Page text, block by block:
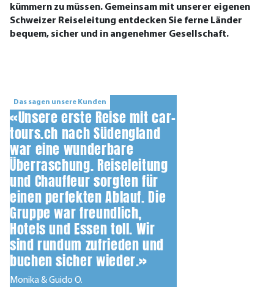
kümmern zu müssen. Gemeinsam mit unserer eigenen
Schweizer Reiseleitung entdecken Sie ferne Länder
bequem, sicher und in angenehmer Gesellschaft.
Das sagen unsere Kunden
«Unsere erste Reise mit car-
tours.ch nach Südengland
war eine wunderbare
Überraschung. Reiseleitung
und Chauffeur sorgten für
einen perfekten Ablauf. Die
Gruppe war freundlich,
Hotels und Essen toll. Wir
sind rundum zufrieden und
buchen sicher wieder.»
Monika & Guido O.